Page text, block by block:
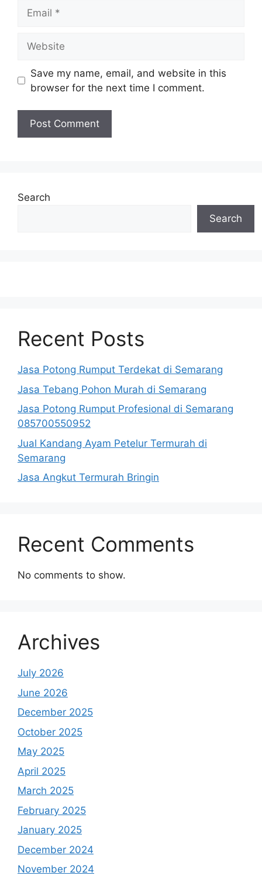
Save my name, email, and website in this
browser for the next time I comment.
Search
Search
Recent Posts
Jasa Potong Rumput Terdekat di Semarang
Jasa Tebang Pohon Murah di Semarang
Jasa Potong Rumput Profesional di Semarang
085700550952
Jual Kandang Ayam Petelur Termurah di
Semarang
Jasa Angkut Termurah Bringin
Recent Comments
No comments to show.
Archives
July 2026
June 2026
December 2025
October 2025
May 2025
April 2025
March 2025
February 2025
January 2025
December 2024
November 2024